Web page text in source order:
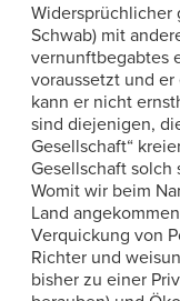
Widersprüchlicher
Schwab) mit
vernunftbegabtes
voraussetzt und
kann er nicht
sind diejenigen,
Gesellschaft“
Gesellschaft solch
Womit wir beim
Land
Verquickung von
Richter und
bisher zu einer